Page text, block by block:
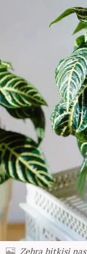
Zebra bitkisi